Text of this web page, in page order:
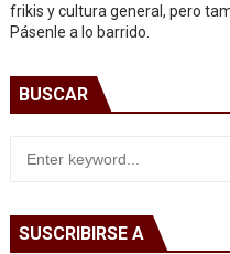
frikis y cultura general, pero
Pásenle a lo barrido.
BUSCAR
SUSCRIBIRSE A